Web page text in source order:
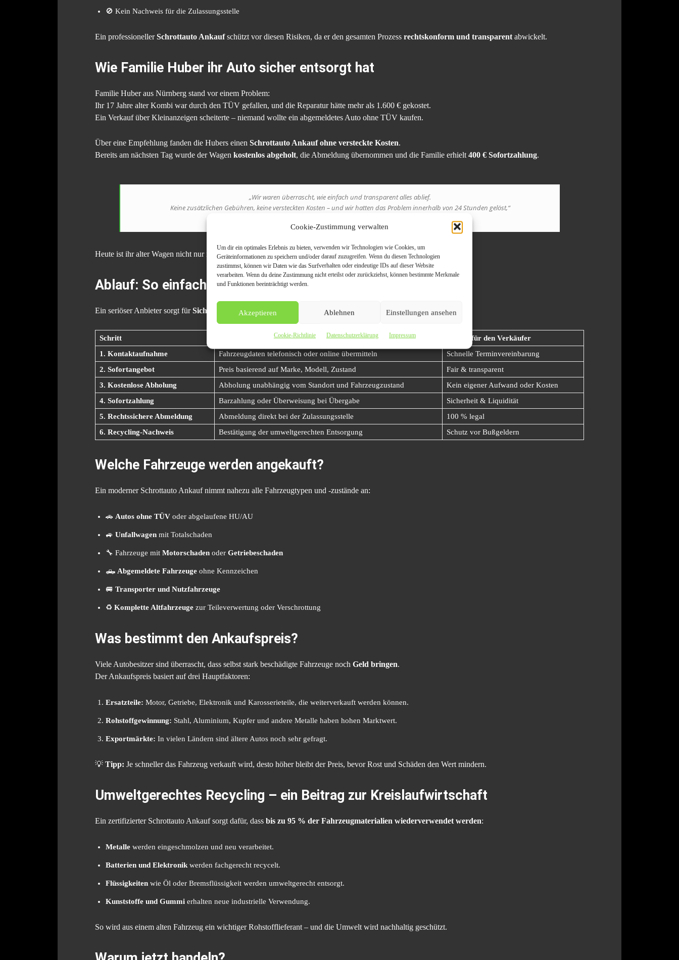
Cookie-Zustimmung verwalten
Um dir ein optimales Erlebnis zu bieten, verwenden wir Technologien wie Cookies, um
Geräteinformationen zu speichern und/oder darauf zuzugreifen. Wenn du diesen Technologien
zustimmst, können wir Daten wie das Surfverhalten oder eindeutige IDs auf dieser Website
verarbeiten. Wenn du deine Zustimmung nicht erteilst oder zurückziehst, können bestimmte Merkmale
und Funktionen beeinträchtigt werden.
Akzeptieren Ablehnen Einstellungen ansehen
Cookie-Richtlinie Datenschutzerklärung Impressum
🚫 Kein Nachweis für die Zulassungsstelle
Ein professionellerSchrottauto Ankaufschützt vor diesen Risiken, da er den gesamten Prozess rechtskonform und transparent abwickelt.
Wie Familie Huber ihr Auto sicher entsorgt hat
Familie Huber aus Nürnberg stand vor einem Problem:
Ihr 17 Jahre alter Kombi war durch den TÜV gefallen, und die Reparatur hätte mehr als 1.600 € gekostet.
Ein Verkauf über Kleinanzeigen scheiterte – niemand wollte ein abgemeldetes Auto ohne TÜV kaufen.
Über eine Empfehlung fanden die Hubers einen Schrottauto Ankauf ohne versteckte Kosten.
Bereits am nächsten Tag wurde der Wagen kostenlos abgeholt, die Abmeldung übernommen und die Familie erhielt 400 € Sofortzahlung.
„Wir waren überrascht, wie einfach und transparent alles ablief.
Keine zusätzlichen Gebühren, keine versteckten Kosten – und wir hatten das Problem innerhalb von 24 Stunden gelöst,“
Heute ist ihr alter Wagen nicht nur rechtssicher entsorgt, sondern auch umweltgerecht recycelt worden.
Ablauf: So einfach funktioniert der legale Schrottauto Ankauf
Ein seriöser Anbieter sorgt fürSicherheit, Schnelligkeit und Transparenz.
Schritt
Vorteil für den Verkäufer
1. Kontaktaufnahme
Fahrzeugdaten telefonisch oder online übermitteln
Schnelle Terminvereinbarung
2. Sofortangebot
Preis basierend auf Marke, Modell, Zustand
Fair & transparent
3. Kostenlose Abholung
Abholung unabhängig vom Standort und Fahrzeugzustand
Kein eigener Aufwand oder Kosten
4. Sofortzahlung
Barzahlung oder Überweisung bei Übergabe
Sicherheit & Liquidität
5. Rechtssichere Abmeldung
Abmeldung direkt bei der Zulassungsstelle
100 % legal
6. Recycling-Nachweis
Bestätigung der umweltgerechten Entsorgung Schutz vor Bußgeldern
Welche Fahrzeuge werden angekauft?
Ein moderner Schrottauto Ankauf nimmt nahezu alle Fahrzeugtypen und -zustände an:
🚗 Autos ohne TÜV oder abgelaufene HU/AU
🚙 Unfallwagen mit Totalschaden
🔧 Fahrzeuge mit Motorschaden oder Getriebeschaden
🛻 Abgemeldete Fahrzeuge ohne Kennzeichen
🚐 Transporter und Nutzfahrzeuge
♻️ Komplette Altfahrzeuge zur Teileverwertung oder Verschrottung
Was bestimmt den Ankaufspreis?
Viele Autobesitzer sind überrascht, dass selbst stark beschädigte Fahrzeuge noch Geld bringen.
Der Ankaufspreis basiert auf drei Hauptfaktoren:
Ersatzteile: Motor, Getriebe, Elektronik und Karosserieteile, die weiterverkauft werden können.
Rohstoffgewinnung: Stahl, Aluminium, Kupfer und andere Metalle haben hohen Marktwert.
Exportmärkte: In vielen Ländern sind ältere Autos noch sehr gefragt.
💡 Tipp: Je schneller das Fahrzeug verkauft wird, desto höher bleibt der Preis, bevor Rost und Schäden den Wert mindern.
Umweltgerechtes Recycling – ein Beitrag zur Kreislaufwirtschaft
Ein zertifizierter Schrottauto Ankauf sorgt dafür, dass bis zu 95 % der Fahrzeugmaterialien wiederverwendet werden:
Metalle werden eingeschmolzen und neu verarbeitet.
Batterien und Elektronikwerden fachgerecht recycelt.
Flüssigkeiten wie Öl oder Bremsflüssigkeit werden umweltgerecht entsorgt.
Kunststoffe und Gummi erhalten neue industrielle Verwendung.
So wird aus einem alten Fahrzeug ein wichtiger Rohstofflieferant – und die Umwelt wird nachhaltig geschützt.